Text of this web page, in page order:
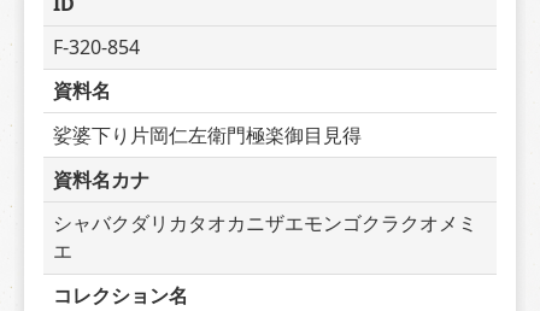
F-320-854
資料名
娑婆下り片岡仁左衛門極楽御目見得
資料名カナ
シャバクダリカタオカニザエモンゴクラクオメミ
エ
コレクション名